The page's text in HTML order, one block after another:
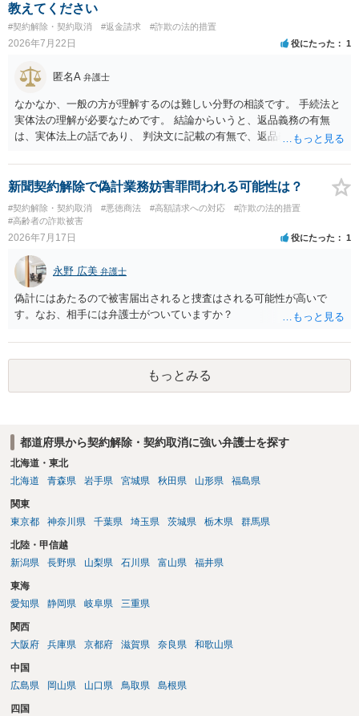
教えてください
#契約解除・契約取消 #返金請求 #詐欺の法的措置
2026年7月22日 役にたった 1
匿名A 弁護士
なかなか、一般の方が理解するのは難しい分野の相談です。 手続法と
実体法の理解が必要なためです。 結論からいうと、返品義務の有無
は、実体法上の話であり、 判決文に記載の有無で、返品義務の有無が
品せよ」と判決文に書かれていなくても、 全額支払い判決の前提とし
て、契約不適合責任を理由に契約を解除してれば、 原状回復義務とし
て、相談者さんは、商品の返品義務を負うことになります。 ただし、
訴訟上何等かの形で、返品義務の有無が争われ争点化していたが、 結
論として、返品義務が存在しないというような判断が判決理由中で下
（信義則による主張制限）。
新聞契約解除で偽計業務妨害罪問われる可能性は？
#契約解除・契約取消 #悪徳商法 #高額請求への対応
#詐欺の法的措置
#高齢者の詐欺被害
2026年7月17日 役にたった 1
永野 広美 弁護士
偽計にはあたるので被害届出されると捜査はされる可能性が高いで
す。なお、相手には弁護士がついていますか？
もっとみる
都道府県から契約解除・契約取消に強い弁護士を探す
北海道・東北
北海道
青森県 岩手県 宮城県 秋田県 山形県 福島県
関東
東京都
神奈川県 千葉県 埼玉県 茨城県 栃木県 群馬県
北陸・甲信越
新潟県
長野県 山梨県 石川県 富山県 福井県
東海
愛知県
静岡県 岐阜県 三重県
関西
大阪府
兵庫県 京都府 滋賀県 奈良県 和歌山県
中国
広島県
岡山県 山口県 鳥取県 島根県
四国